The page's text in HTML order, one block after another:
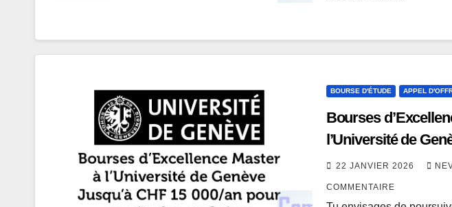
BOURSE D'ÉTUDE APPEL
Bourses
l’Université de
000/an pour vos
22 JANVIER 2026
COMMENTAIRE